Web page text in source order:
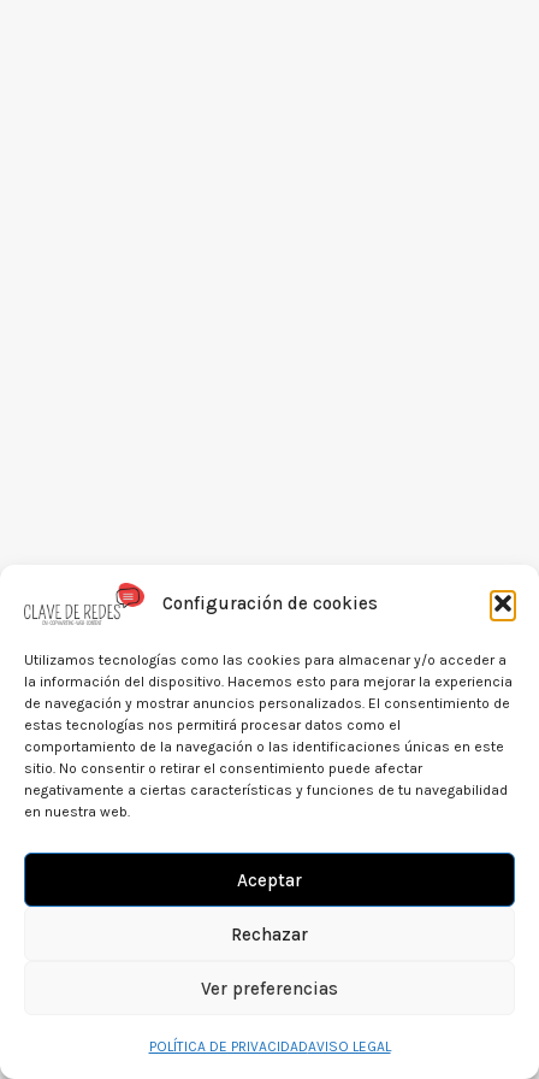
Configuración de cookies
Utilizamos tecnologías como las cookies para almacenar y/o acceder a
la información del dispositivo. Hacemos esto para mejorar la experiencia
de navegación y mostrar anuncios personalizados. El consentimiento de
estas tecnologías nos permitirá procesar datos como el
comportamiento de la navegación o las identificaciones únicas en este
sitio. No consentir o retirar el consentimiento puede afectar
negativamente a ciertas características y funciones de tu navegabilidad
en nuestra web.
Aceptar
Rechazar
Ver preferencias
POLÍTICA DE PRIVACIDADAVISO LEGAL